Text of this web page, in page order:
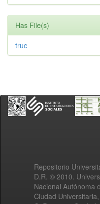
Has File(s)
true
Repositorio
D.R. © 2010.
Nacional Autónoma
Ciudad